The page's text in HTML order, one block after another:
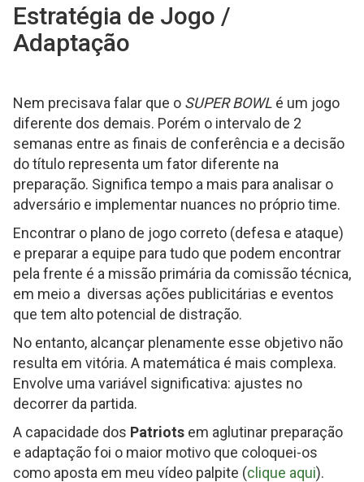
Estratégia de Jogo /
Adaptação
Nem precisava falar que o SUPER BOWL é um jogo
diferente dos demais. Porém o intervalo de 2
semanas entre as finais de conferência e a decisão
do título representa um fator diferente na
preparação. Significa tempo a mais para analisar o
adversário e implementar nuances no próprio time.
Encontrar o plano de jogo correto (defesa e ataque)
e preparar a equipe para tudo que podem encontrar
pela frente é a missão primária da comissão técnica,
em meio a diversas ações publicitárias e eventos
que tem alto potencial de distração.
No entanto, alcançar plenamente esse objetivo não
resulta em vitória. A matemática é mais complexa.
Envolve uma variável significativa: ajustes no
decorrer da partida.
A capacidade dos Patriots em aglutinar preparação
e adaptação foi o maior motivo que coloquei-os
como aposta em meu vídeo palpite (clique aqui).